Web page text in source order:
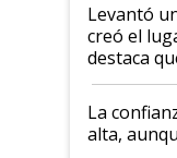
Levantó
creó el
destaca
plata a un
Juan Félix
que de
La
alta,